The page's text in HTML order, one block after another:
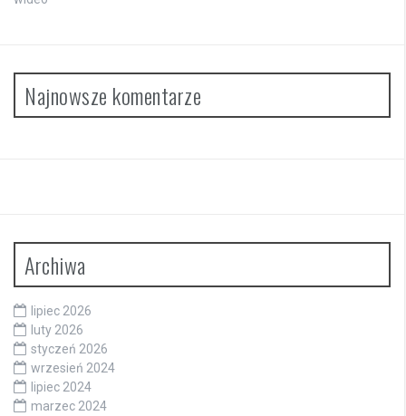
Najnowsze komentarze
Archiwa
lipiec 2026
luty 2026
styczeń 2026
wrzesień 2024
lipiec 2024
marzec 2024